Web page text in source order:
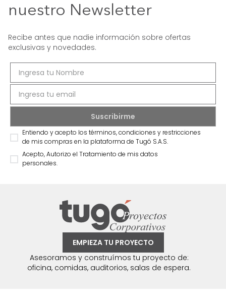
nuestro Newsletter
Recibe antes que nadie información sobre ofertas
exclusivas y novedades.
Entiendo y acepto los términos, condiciones y restricciones
de mis compras en la plataforma de Tugó S.A.S.
Acepto, Autorizo el Tratamiento de mis datos
personales.
EMPIEZA TU PROYECTO
Asesoramos y construímos tu proyecto de:
oficina, comidas, auditorios, salas de espera.